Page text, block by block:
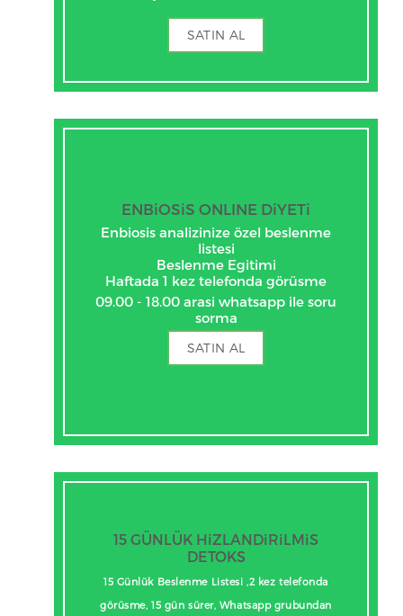
SATIN AL
ENBiOSiS ONLINE DiYETi
Enbiosis analizinize özel beslenme
listesi
Beslenme Egitimi
Haftada 1 kez telefonda görüsme
09.00 - 18.00 arasi whatsapp ile soru
sorma
SATIN AL
15 GÜNLÜK HiZLANDiRiLMiS
DETOKS
15 Günlük Beslenme Listesi ,2 kez telefonda
görüsme, 15 gün sürer, Whatsapp grubundan